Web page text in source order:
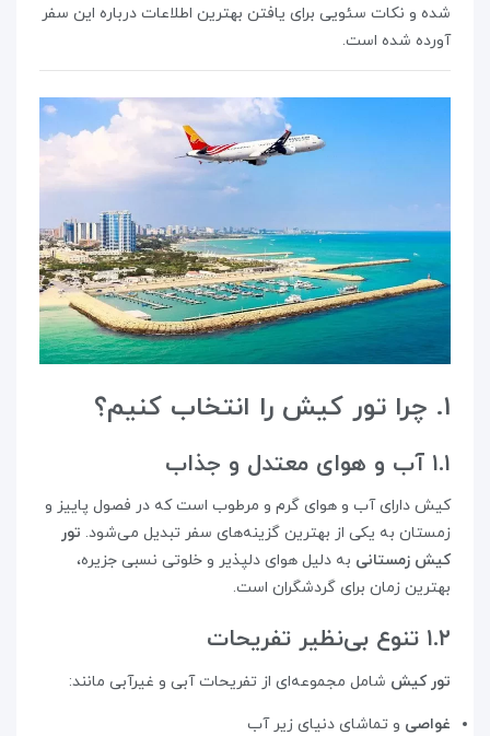
شده و نکات سئویی برای یافتن بهترین اطلاعات درباره این سفر
آورده شده است.
۱. چرا تور کیش را انتخاب کنیم؟
۱.۱ آب و هوای معتدل و جذاب
کیش دارای آب و هوای گرم و مرطوب است که در فصول پاییز و
زمستان به یکی از بهترین گزینه‌های سفر تبدیل می‌شود. تور
کیش زمستانی به دلیل هوای دلپذیر و خلوتی نسبی جزیره،
بهترین زمان برای گردشگران است.
۱.۲ تنوع بی‌نظیر تفریحات
تور کیش شامل مجموعه‌ای از تفریحات آبی و غیرآبی مانند:
غواصی و تماشای دنیای زیر آب